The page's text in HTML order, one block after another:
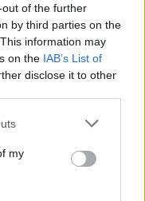
of the further
by third parties on the
information may
on the IAB’s List of
disclose it to other
my
από κριτή
σεξ με 17